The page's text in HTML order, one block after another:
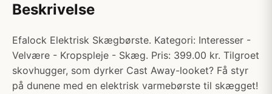
Beskrivelse
Efalock Elektrisk Skægbørste. Kategori: Interesser -
Velvære - Kropspleje - Skæg. Pris: 399.00 kr. Tilgroet
skovhugger, som dyrker Cast Away-looket? Få styr
på dunene med en elektrisk varmebørste til skægget!